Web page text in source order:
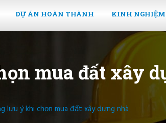
DỰ ÁN HOÀN THÀNH KINH
mua đất xây
lưu ý khi chọn mua đất xây dựng nhà